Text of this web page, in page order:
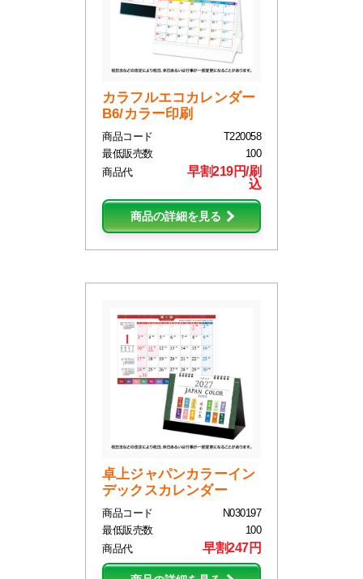
カラフルエコカレンダー
B6/カラー印刷
商品コード
T220058
最低販売数
100
商品代
早割219円/刷
込
商品の詳細を見る
卓上ジャパンカラーイン
デックスカレンダー
商品コード
N030197
最低販売数
100
商品代
早割247円